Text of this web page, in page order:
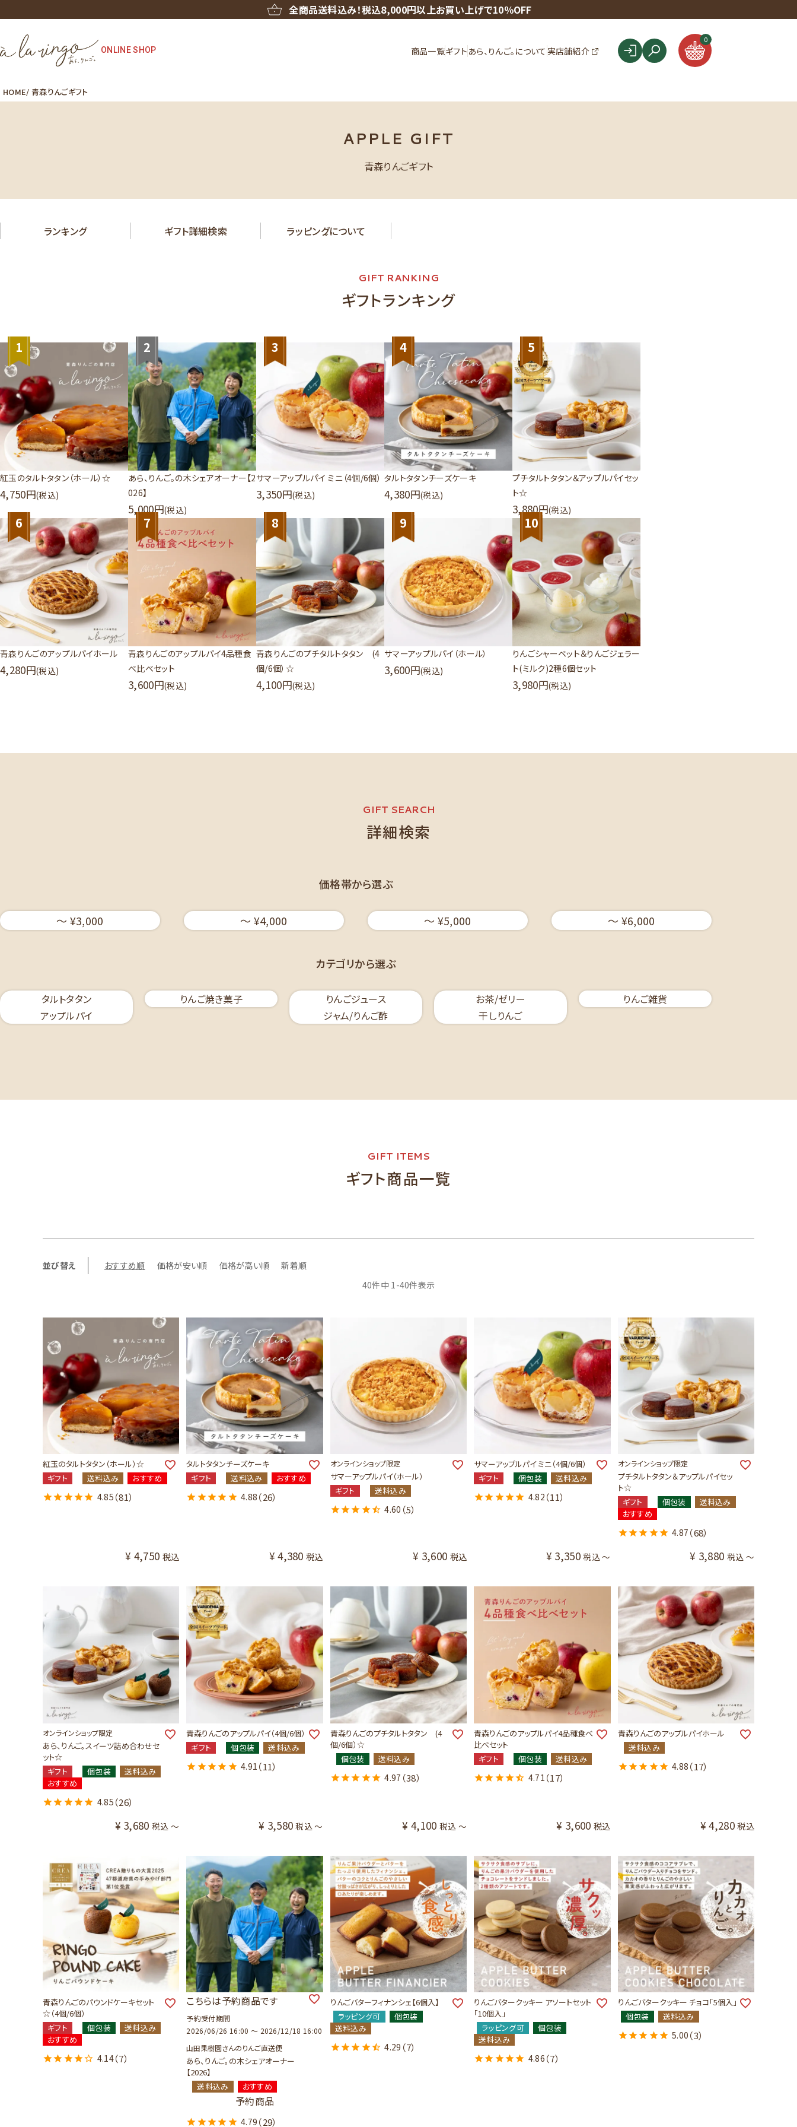
全商品送料込み！税込8,000円以上お買い上げで10％OFF
ONLINE SHOP 商品一覧ギフト あら、りんご。について 実店舗紹介
0
HOME 青森りんごギフト
APPLE GIFT
青森りんごギフト
ランキング ギフト詳細検索 ラッピングについて
GIFT RANKING
ギフトランキング
1
紅玉のタルトタタン（ホール）☆
4,750 (税込)
2
あら、りんご。の木シェアオーナー【2
026】
5,000 (税込)
3
サマーアップルパイ ミニ（4個/6個）
3,350 (税込)
4
タルトタタンチーズケーキ
4,380 (税込)
5
プチタルトタタン＆アップルパイセッ
ト☆
3,880 (税込)
6
青森りんごのアップルパイホール
4,280 (税込)
7
青森りんごのアップルパイ4品種食
べ比べセット
3,600 (税込)
8
青森りんごのプチタルトタタン (4
個/6個）☆
4,100 (税込)
9
サマーアップルパイ（ホール）
3,600 (税込)
10
りんごシャーベット＆りんごジェラー
ト(ミルク)2種6個セット
3,980 (税込)
GIFT SEARCH
詳細検索
価格帯から選ぶ
〜 ¥3,000 〜 ¥4,000 〜 ¥5,000 〜 ¥6,000
カテゴリから選ぶ
タルトタタン
アップルパイ
りんご焼き菓子
りんごジュース
ジャム/りんご酢
お茶/ゼリー
干しりんご
りんご雑貨
GIFT ITEMS
ギフト商品一覧
並び替え おすすめ順 価格が安い順 価格が高い順
新着順
40件中 1-40件表示
紅玉のタルトタタン（ホール）☆
ギフト
送料込み おすすめ
¥ 4,750 税込
4.85 （81）
タルトタタンチーズケーキ
ギフト
送料込み おすすめ
¥ 4,380 税込
4.88 （26）
オンラインショップ限定
サマーアップルパイ（ホール）
ギフト
送料込み
¥ 3,600 税込
4.60 （5）
サマーアップルパイ ミニ（4個/6個）
ギフト
個包装 送料込み
¥ 3,350 税込〜
4.82 （11）
オンラインショップ限定
プチタルトタタン＆アップルパイセッ
ト☆
ギフト
個包装
送料込み
おすすめ
¥ 3,880 税込 〜
4.87 （68）
オンラインショップ限定
あら、りんご。スイーツ詰め合わせセ
ット☆
ギフト
個包装
送料込み
おすすめ
¥ 3,680 税込 〜
4.85 （26）
青森りんごのアップルパイ（4個/6個）
ギフト
個包装 送料込み
¥ 3,580 税込〜
4.91 （11）
青森りんごのプチタルトタタン (4
個/6個）☆
個包装
送料込み
¥ 4,100 税込 〜
4.97 （38）
青森りんごのアップルパイ4品種食べ
比べセット
ギフト
個包装 送料込み
¥ 3,600 税込
4.71 （17）
青森りんごのアップルパイホール
送料込み
¥ 4,280 税込
4.88 （17）
青森りんごのパウンドケーキセット
☆（4個/6個）
ギフト
個包装
送料込み
おすすめ
4.14（7）
こちらは予約商品です
予約受付期間
2026/06/26 16:00 〜 2026/12/18 16:00
山田果樹園さんのりんご直送便
あら、りんご。の木シェアオーナー
【2026】
送料込み
おすすめ
予約商品
4.79 （29）
りんごバターフィナンシェ【6個入】
ラッピング可
個包装
送料込み
4.29 （7）
りんごバタークッキー アソートセット
「10個入」
ラッピング可
個包装
送料込み
4.86 （7）
りんごバタークッキー チョコ「5個入」
個包装
送料込み
5.00 （3）